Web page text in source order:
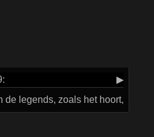
▶
de legends, zoals het hoort,